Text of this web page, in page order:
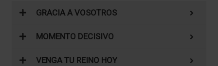
GRACIA A VOSOTROS
MOMENTO DECISIVO
VENGA TU REINO HOY